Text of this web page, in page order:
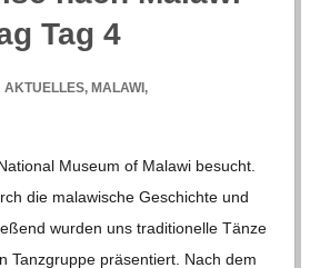
Tag 4
AKTUELLES, MALAWI ,
Museum of Malawi besucht.
die mala­wi­sche Geschichte und
wur­den uns tra­di­tio­nelle Tänze
Tanz­gruppe prä­sen­tiert. Nach dem